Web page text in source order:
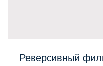
Реверсивный